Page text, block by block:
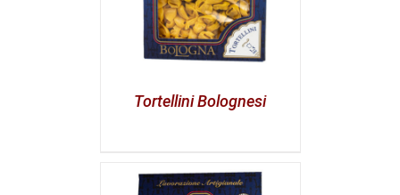
Tortellini Bolognesi